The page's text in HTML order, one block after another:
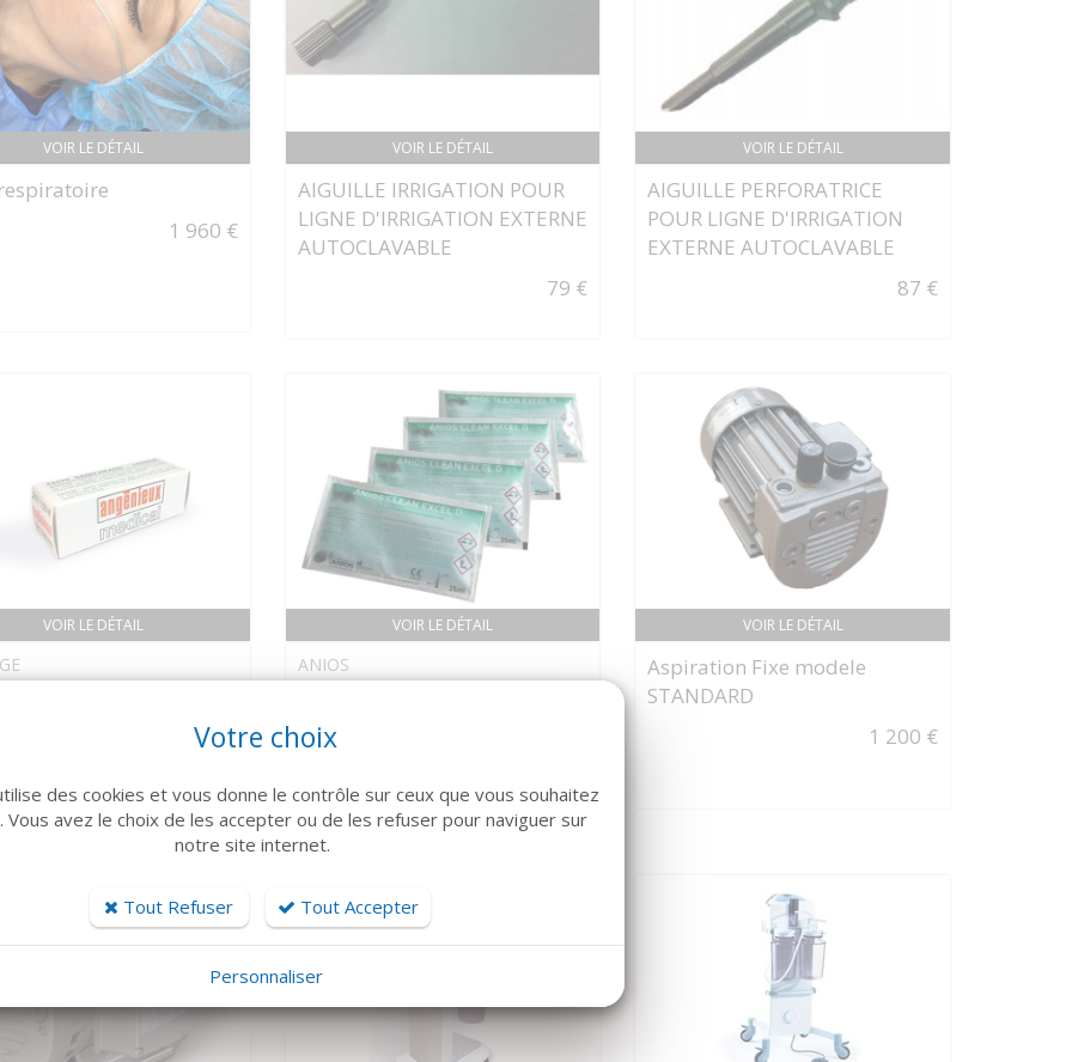
VOIR LE DÉTAIL
1 960 €
VOIR LE DÉTAIL
AIGUILLE IRRIGATION POUR
LIGNE D'IRRIGATION EXTERNE
AUTOCLAVABLE
79 €
VOIR LE DÉTAIL
AIGUILLE PERFORATRICE
POUR LIGNE D'IRRIGATION
EXTERNE AUTOCLAVABLE
87 €
VOIR LE DÉTAIL
378 €
VOIR LE DÉTAIL
ANIOS
25 ml x 50
55 €
VOIR LE DÉTAIL
Aspiration Fixe modele
STANDARD
1 200 €
Votre choix
des cookies et vous donne le contrôle sur ceux que vous souhaitez
Vous avez le choix de les accepter ou de les refuser pour naviguer sur
notre site internet.
Tout Refuser Tout Accepter
Personnaliser